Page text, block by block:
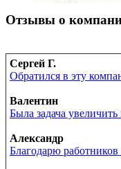
Отзывы о
Сергей Г.
Обратился в эту
Валентин
Была задача
Александр
Благодарю